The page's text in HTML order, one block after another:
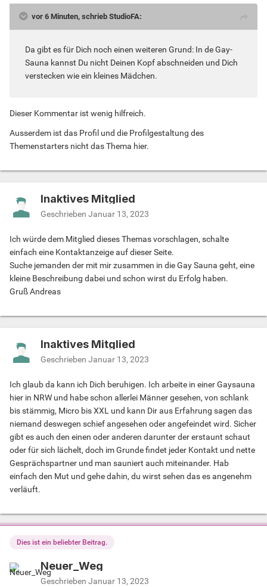
vor 6 Minuten, schrieb StudioFA:
Da gibt es für Dich noch einen weiteren Grund: In de Gay-
Sauna kannst Du nicht Deinen Kopf abschneiden und Dich
verstecken wie ein kleines Mädchen.
Dieser Kommentar ist wenig hilfreich.
Ausserdem ist das Profil und die Profilgestaltung des
Themenstarters nicht das Thema hier.
Inaktives Mitglied
Geschrieben Januar 13, 2023
Ich würde dem Mitglied dieses Themas vorschlagen, schalte
einfach eine Kontaktanzeige auf dieser Seite.
Suche jemanden der mit mir zusammen in die Gay Sauna geht, eine
kleine Beschreibung dabei und schon wirst du Erfolg haben.
Gruß Andreas
Inaktives Mitglied
Geschrieben Januar 13, 2023
Ich glaub da kann ich Dich beruhigen. Ich arbeite in einer Gaysauna
hier in NRW und habe schon allerlei Männer gesehen, von schlank
bis stämmig, Micro bis XXL und kann Dir aus Erfahrung sagen das
niemand deswegen schief angesehen oder angefeindet wird. Sicher
gibt es auch den einen oder anderen darunter der erstaunt schaut
oder für sich lächelt, doch im Grunde findet jeder Kontakt und nette
Gesprächspartner und man sauniert auch miteinander. Hab
einfach den Mut und gehe dahin, du wirst sehen das es angenehm
verläuft.
Dies ist ein beliebter Beitrag.
Neuer_Weg
Geschrieben Januar 13, 2023